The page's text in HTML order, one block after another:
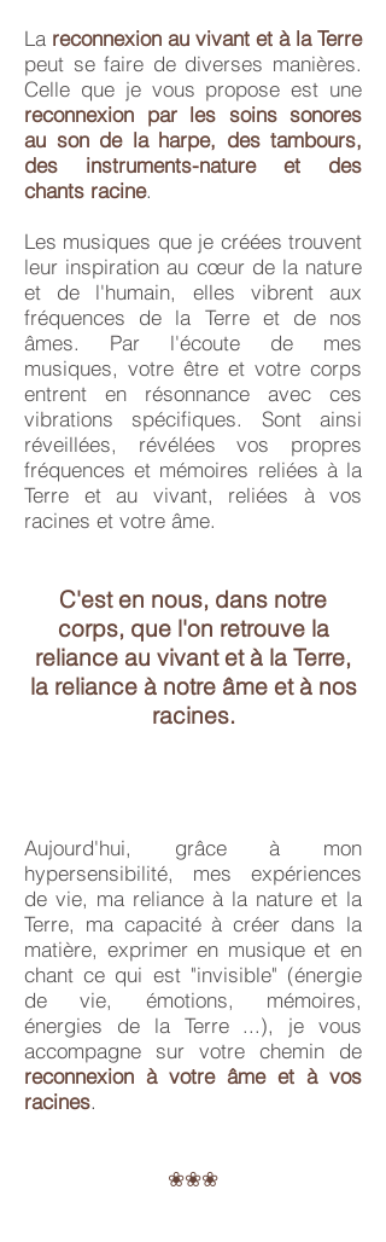
La reconnexion au vivant et à la Terre
peut se faire de diverses manières.
Celle que je vous propose est une
reconnexion par les soins sonores
au son de la harpe, des tambours,
des instruments-nature et des
chants racine.
Les musiques que je créées trouvent
leur inspiration au cœur de la nature
et de l'humain, elles vibrent aux
fréquences de la Terre et de nos
âmes. Par l'écoute de mes
musiques, votre être et votre corps
entrent en résonnance avec ces
vibrations spécifiques. Sont ainsi
réveillées, révélées vos propres
fréquences et mémoires reliées à la
Terre et au vivant, reliées à vos
racines et votre âme.
C'est en nous, dans notre
corps, que l'on retrouve la
reliance au vivant et à la Terre,
la reliance à notre âme et à nos
racines.
Aujourd'hui, grâce à mon
hypersensibilité, mes expériences
de vie, ma reliance à la nature et la
Terre, ma capacité à créer dans la
matière, exprimer en musique et en
chant ce qui est "invisible" (énergie
de vie, émotions, mémoires,
énergies de la Terre ...), je vous
accompagne sur votre chemin de
reconnexion à votre âme et à vos
racines.
❀❀❀